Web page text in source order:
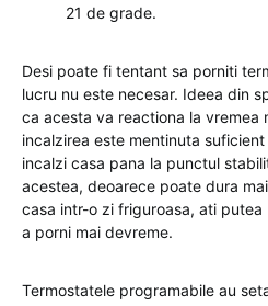
21 de grade.
Desi poate fi tentant sa porniti
lucru nu este necesar. Ideea din
ca acesta va reactiona la vremea
incalzirea este mentinuta
incalzi casa pana la punctul
acestea, deoarece poate dura
casa intr-o zi friguroasa, ati
a porni mai devreme.
Termostatele programabile au